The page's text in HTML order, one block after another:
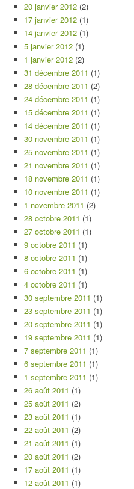
20 janvier 2012 (2)
17 janvier 2012 (1)
14 janvier 2012 (1)
5 janvier 2012 (1)
1 janvier 2012 (2)
31 décembre 2011 (1)
28 décembre 2011 (2)
24 décembre 2011 (1)
15 décembre 2011 (1)
14 décembre 2011 (1)
30 novembre 2011 (1)
25 novembre 2011 (1)
21 novembre 2011 (1)
18 novembre 2011 (1)
10 novembre 2011 (1)
1 novembre 2011 (2)
28 octobre 2011 (1)
27 octobre 2011 (1)
9 octobre 2011 (1)
8 octobre 2011 (1)
6 octobre 2011 (1)
4 octobre 2011 (1)
30 septembre 2011 (1)
23 septembre 2011 (1)
20 septembre 2011 (1)
19 septembre 2011 (1)
7 septembre 2011 (1)
6 septembre 2011 (1)
1 septembre 2011 (1)
26 août 2011 (1)
25 août 2011 (2)
23 août 2011 (1)
22 août 2011 (2)
21 août 2011 (1)
20 août 2011 (2)
17 août 2011 (1)
12 août 2011 (1)